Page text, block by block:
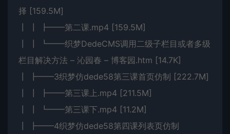
择 [159.5M]
┃ ┃ ┣━━第二课.mp4 [159.5M]
┃ ┃ ┗━━织梦DedeCMS调用二级子栏目或者多级
栏目解决方法 – 沁园春 – 博客园.htm [14.7K]
┃ ┣━━3织梦仿dede58第三课首页仿制 [222.7M]
┃ ┃ ┣━━第三课上.mp4 [211.5M]
┃ ┃ ┗━━第三课下.mp4 [11.2M]
┃ ┣━━4织梦仿dede58第四课列表页仿制